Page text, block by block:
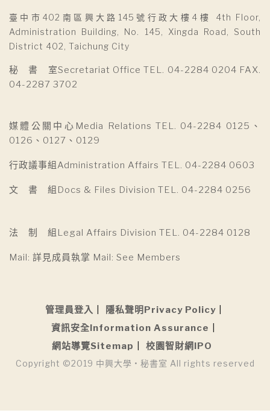
臺中市402南區興大路145號行政大樓4樓 4th Floor,
Administration Building, No. 145, Xingda Road, South
District 402, Taichung City
秘 書 室Secretariat Office TEL. 04-2284 0204 FAX.
04-2287 3702
媒體公關中心Media Relations TEL. 04-2284 0125、
0126、0127、0129
行政議事組Administration Affairs TEL. 04-2284 0603
文 書 組Docs & Files Division TEL. 04-2284 0256
法 制 組Legal Affairs Division TEL. 04-2284 0128
Mail: 詳見成員執掌 Mail: See Members
管理員登入
隱私聲明Privacy Policy
資訊安全Information Assurance
網站導覽Sitemap
校園智財網IPO
Copyright ©2019 中興大學 • 秘書室 All rights reserved